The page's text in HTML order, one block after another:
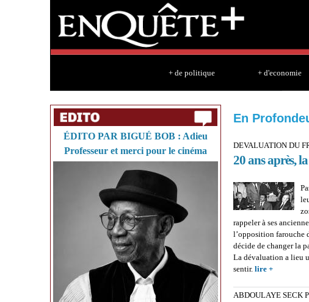
+ de politique + d'economie
ÉDITO PAR BIGUÉ BOB : Adieu
Professeur et merci pour le cinéma
En
DEVALUATION DU
20 ans après,
rappeler à ses
l’opposition farouche
décide de changer la
La dévaluation a lieu
sentir. lire +
ABDOULAYE SECK